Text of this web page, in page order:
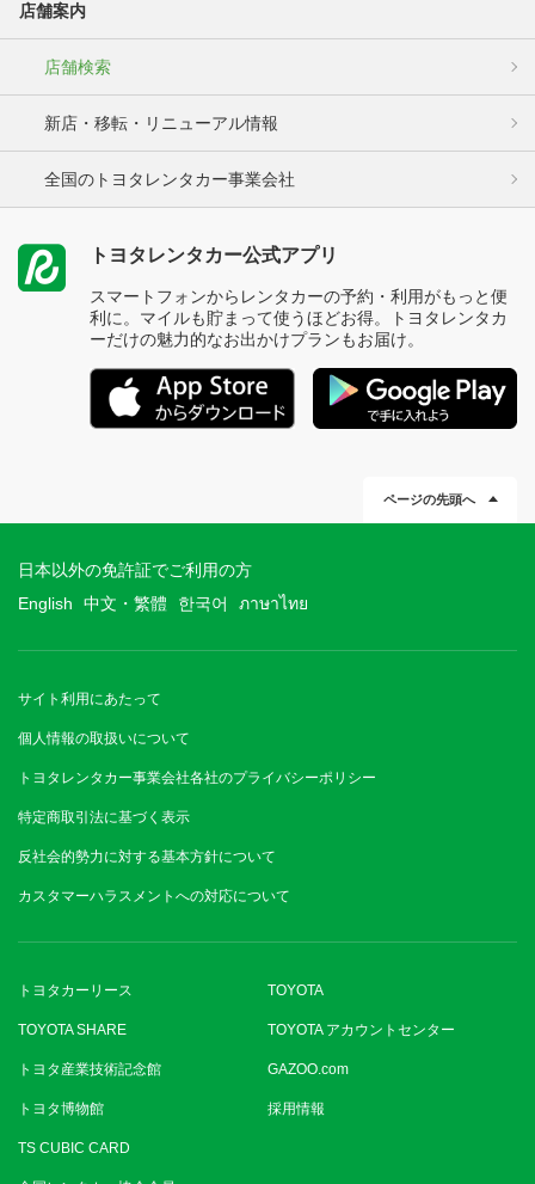
店舗案内
店舗検索
新店・移転・リニューアル情報
全国のトヨタレンタカー事業会社
トヨタレンタカー公式アプリ
スマートフォンからレンタカーの予約・利用がもっと便
利に。マイルも貯まって使うほどお得。トヨタレンタカ
ーだけの魅力的なお出かけプランもお届け。
ページの先頭へ
日本以外の免許証でご利用の方
English
中文・繁體 한국어 ภาษาไทย
サイト利用にあたって
個人情報の取扱いについて
トヨタレンタカー事業会社各社のプライバシーポリシー
特定商取引法に基づく表示
反社会的勢力に対する基本方針について
カスタマーハラスメントへの対応について
トヨタカーリース TOYOTA
TOYOTA SHARE TOYOTA アカウントセンター
トヨタ産業技術記念館 GAZOO.com
トヨタ博物館 採用情報
TS CUBIC CARD